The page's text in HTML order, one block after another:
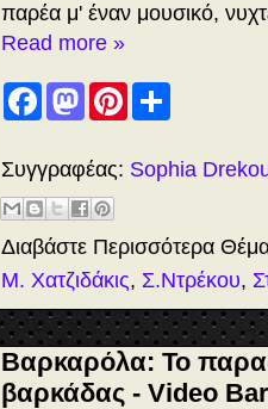
παρέα μ' έναν μουσικό,
Read more »
F
a
b
o
o
k
M
a
o
o
n
P
e
t
e
Συγγραφέας: Sophia
Διαβάστε Περισσότερα
Μ. Χατζιδάκις, Σ.Ντρέκου,
Βαρκαρόλα: Το
βαρκάδας - Video